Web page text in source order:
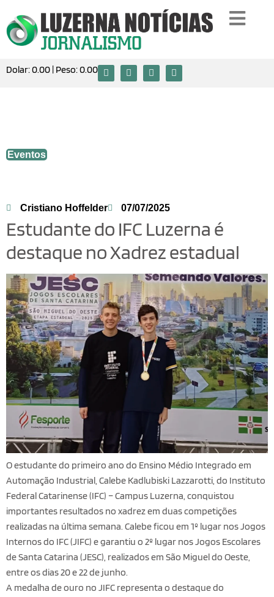
Dolar:0.00 | Peso:0.00
Eventos
Cristiano Hoffelder 07/07/2025
Estudante do IFC Luzerna é
destaque no Xadrez estadual
O estudante do primeiro ano do Ensino Médio Integrado em
Automação Industrial, Calebe Kadlubiski Lazzarotti, do Instituto
Federal Catarinense (IFC) – Campus Luzerna, conquistou
importantes resultados no xadrez em duas competições
realizadas na última semana. Calebe ficou em 1º lugar nos Jogos
Internos do IFC (JIFC) e garantiu o 2º lugar nos Jogos Escolares
de Santa Catarina (JESC), realizados em São Miguel do Oeste,
entre os dias 20 e 22 de junho.
A medalha de ouro no JIFC representa o destaque do